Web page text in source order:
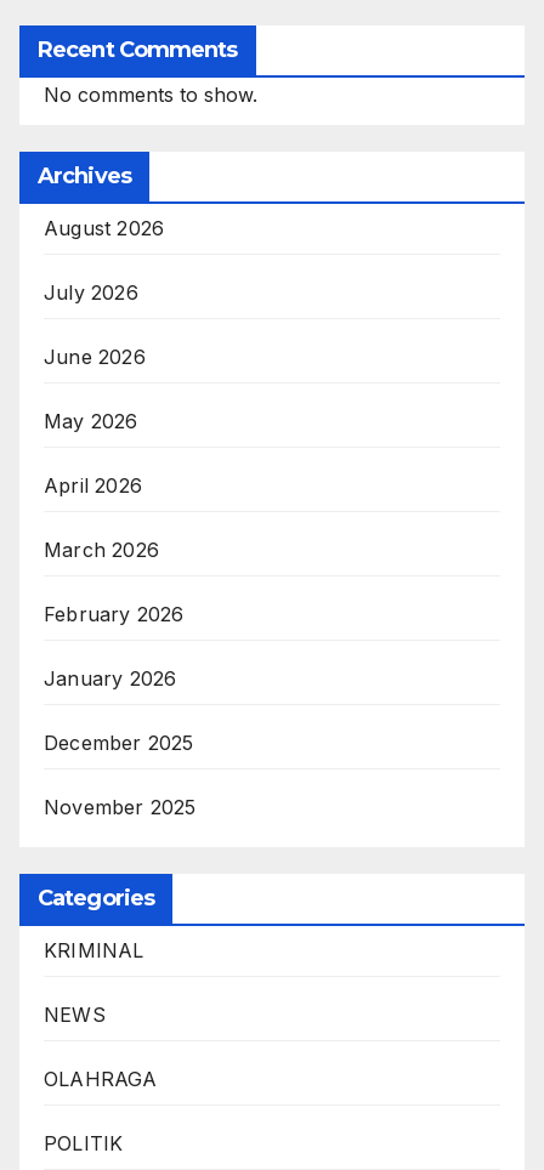
Recent Comments
No comments to show.
Archives
August 2026
July 2026
June 2026
May 2026
April 2026
March 2026
February 2026
January 2026
December 2025
November 2025
Categories
KRIMINAL
NEWS
OLAHRAGA
POLITIK